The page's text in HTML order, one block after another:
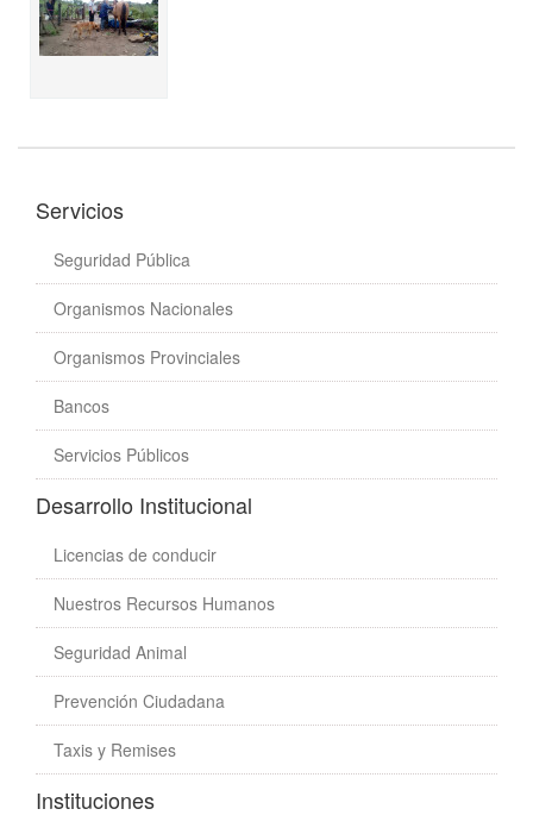
Servicios
Seguridad Pública
Organismos Nacionales
Organismos Provinciales
Bancos
Servicios Públicos
Desarrollo Institucional
Licencias de conducir
Nuestros Recursos Humanos
Seguridad Animal
Prevención Ciudadana
Taxis y Remises
Instituciones